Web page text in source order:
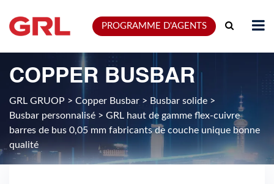
PROGRAMME D'AGENTS
COPPER BUSBAR
GRL GRUOP > Copper Busbar > Busbar solide >
Busbar personnalisé > GRL haut de gamme flex-cuivre
barres de bus 0,05 mm fabricants de couche unique bonne
qualité